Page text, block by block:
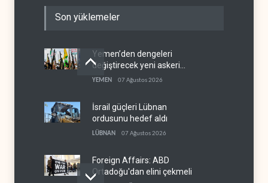
Son yüklemeler
Yemen’den dengeleri
değiştirecek yeni askeri
denklem
YEMEN 07 Ağustos 2026
İsrail güçleri Lübnan
ordusunu hedef aldı
LÜBNAN 07 Ağustos 2026
Foreign Affairs: ABD
Ortadoğu'dan elini çekmeli